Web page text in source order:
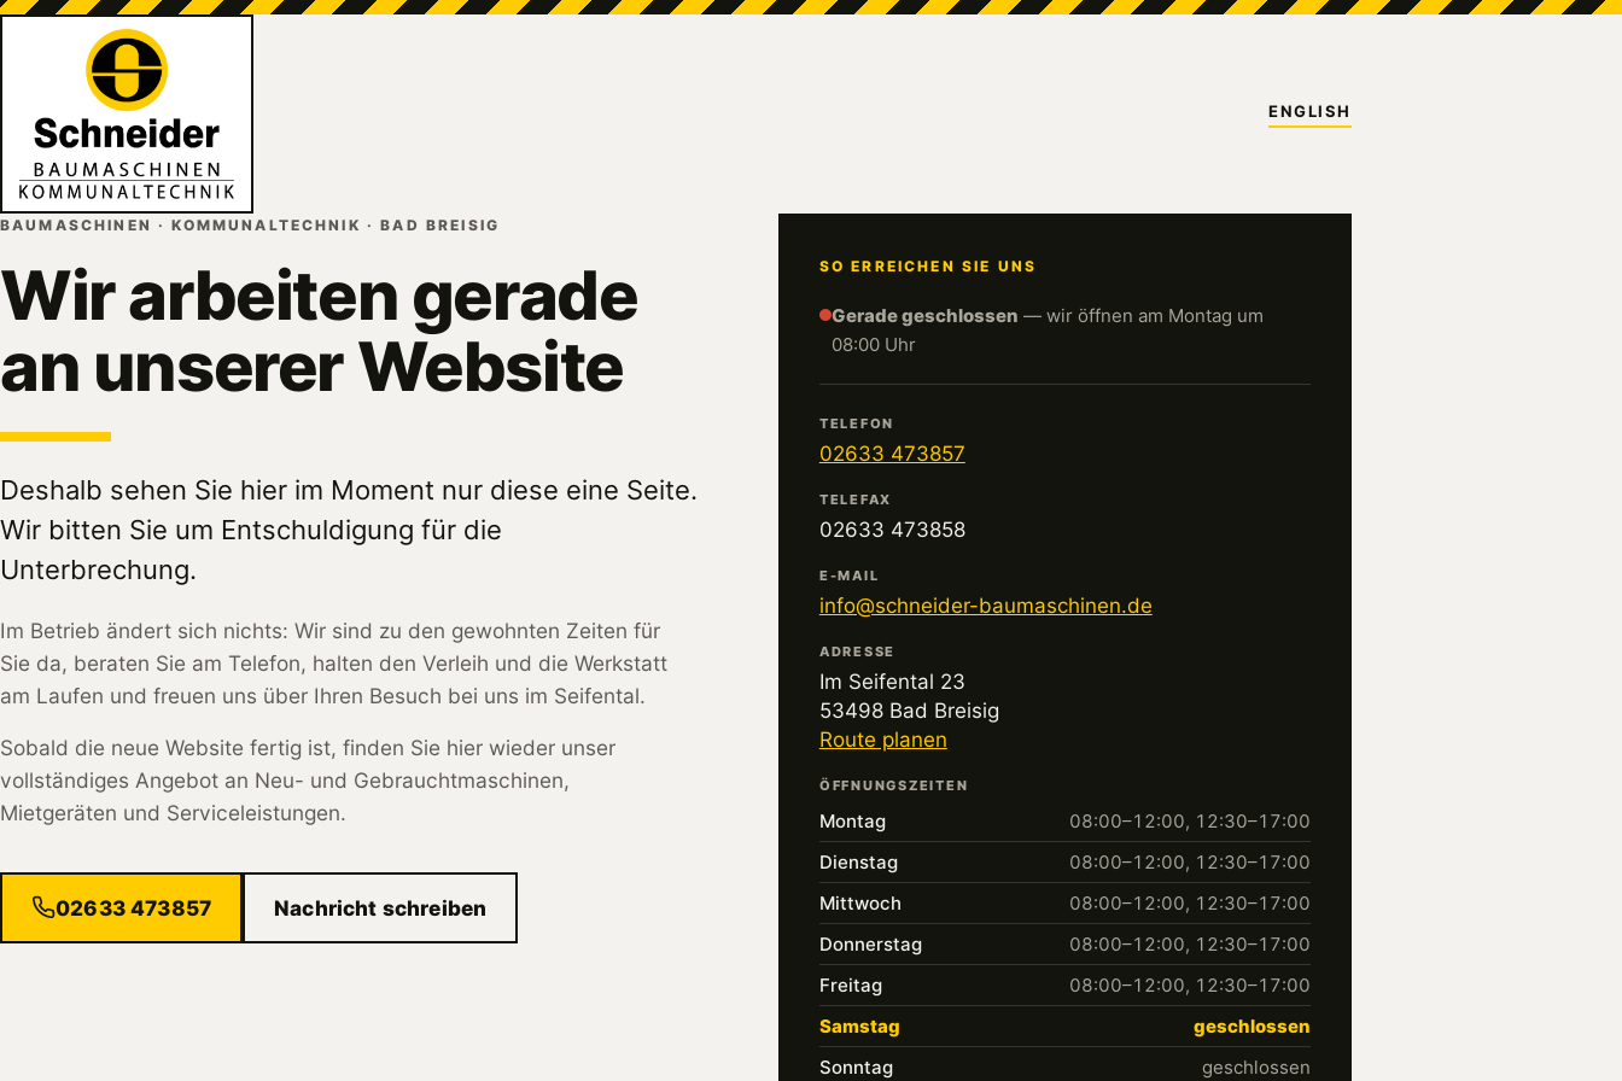
ENGLISH
BAUMASCHINEN · KOMMUNALTECHNIK · BAD BREISIG
Wir arbeiten gerade
an unserer Website
Deshalb sehen Sie hier im Moment nur diese eine Seite.
Wir bitten Sie um Entschuldigung für die
Unterbrechung.
Im Betrieb ändert sich nichts: Wir sind zu den gewohnten Zeiten für
Sie da, beraten Sie am Telefon, halten den Verleih und die Werkstatt
am Laufen und freuen uns über Ihren Besuch bei uns im Seifental.
Sobald die neue Website fertig ist, finden Sie hier wieder unser
vollständiges Angebot an Neu- und Gebrauchtmaschinen,
Mietgeräten und Serviceleistungen.
02633 473857 Nachricht schreiben
SO ERREICHEN SIE UNS
Gerade geschlossen — wir öffnen am Montag um
08:00 Uhr
TELEFON
02633 473857
TELEFAX
02633 473858
E-MAIL
info@schneider-baumaschinen.de
ADRESSE
Im Seifental 23
53498 Bad Breisig
Route planen
ÖFFNUNGSZEITEN
Montag
08:00–12:00, 12:30–17:00
Dienstag
08:00–12:00, 12:30–17:00
Mittwoch
08:00–12:00, 12:30–17:00
Donnerstag
08:00–12:00, 12:30–17:00
Freitag
08:00–12:00, 12:30–17:00
Samstag
geschlossen
Sonntag
geschlossen